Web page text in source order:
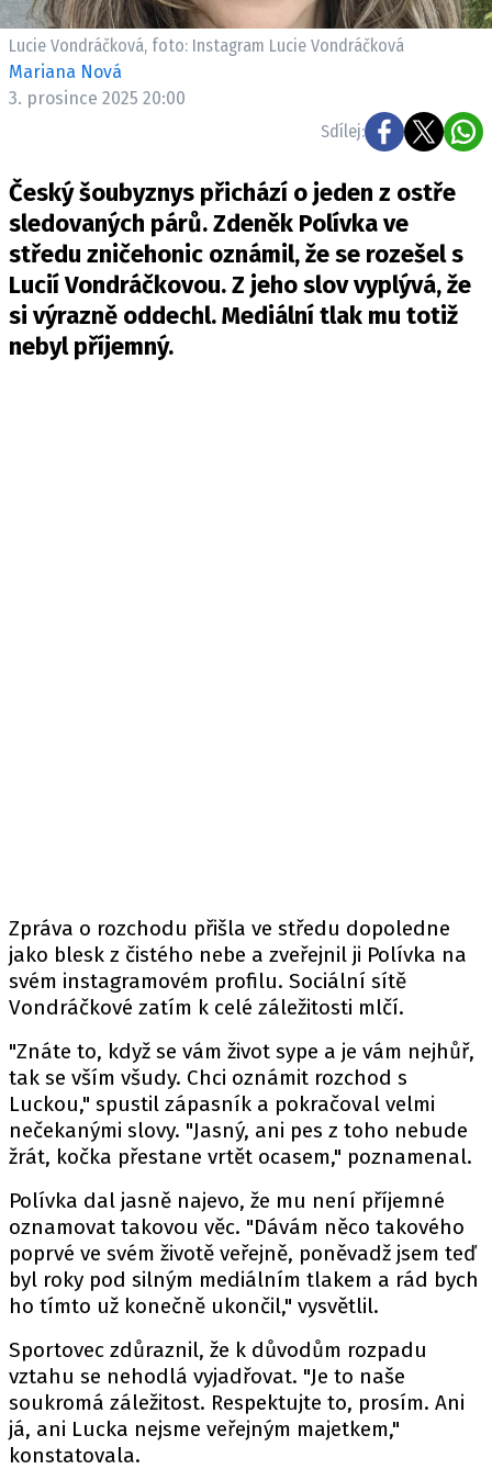
Lucie Vondráčková, foto: Instagram Lucie Vondráčková
Mariana Nová
3. prosince 2025 20:00
Sdílej:
Český šoubyznys přichází o jeden z ostře
sledovaných párů. Zdeněk Polívka ve
středu zničehonic oznámil, že se rozešel s
Lucií Vondráčkovou. Z jeho slov vyplývá, že
si výrazně oddechl. Mediální tlak mu totiž
nebyl příjemný.
Zpráva o rozchodu přišla ve středu dopoledne
jako blesk z čistého nebe a zveřejnil ji Polívka na
svém instagramovém profilu. Sociální sítě
Vondráčkové zatím k celé záležitosti mlčí.
"Znáte to, když se vám život sype a je vám nejhůř,
tak se vším všudy. Chci oznámit rozchod s
Luckou," spustil zápasník a pokračoval velmi
nečekanými slovy. "Jasný, ani pes z toho nebude
žrát, kočka přestane vrtět ocasem," poznamenal.
Polívka dal jasně najevo, že mu není příjemné
oznamovat takovou věc. "Dávám něco takového
poprvé ve svém životě veřejně, poněvadž jsem teď
byl roky pod silným mediálním tlakem a rád bych
ho tímto už konečně ukončil," vysvětlil.
Sportovec zdůraznil, že k důvodům rozpadu
vztahu se nehodlá vyjadřovat. "Je to naše
soukromá záležitost. Respektujte to, prosím. Ani
já, ani Lucka nejsme veřejným majetkem,"
konstatovala.